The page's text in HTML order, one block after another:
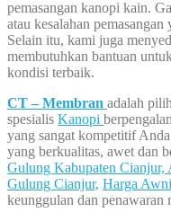
pemasangan kanopi kain.
atau kesalahan
Selain itu, kami juga
membutuhkan bantuan
kondisi terbaik.
CT – Membran adalah
spesialis Kanopi
yang sangat kompetitif
yang berkualitas, awet dan
Gulung Kabupaten Cianjur,
Gulung Cianjur, Harga
keunggulan dan penawaran